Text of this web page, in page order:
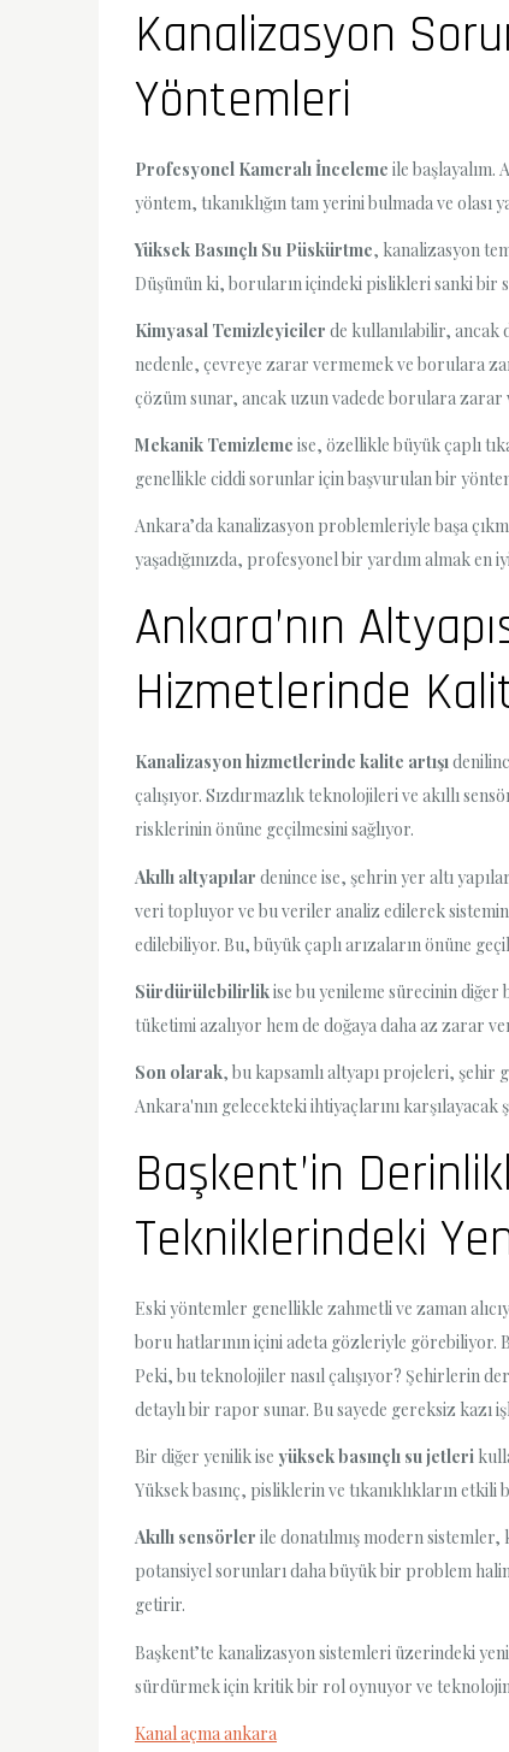
Kanalizasyon
Yöntemleri
Profesyonel Kameralı İnceleme ile başlayalım.
yöntem, tıkanıklığın tam yerini bulmada ve
Yüksek Basınçlı Su Püskürtme, kanalizasyon
Düşünün ki, boruların içindeki pislikleri sanki bir
Kimyasal Temizleyiciler de kullanılabilir, ancak
nedenle, çevreye zarar vermemek ve borulara
çözüm sunar, ancak uzun vadede borulara zarar
Mekanik Temizleme ise, özellikle büyük çaplı
genellikle ciddi sorunlar için başvurulan bir
Ankara’da kanalizasyon problemleriyle başa
yaşadığınızda, profesyonel bir yardım almak en
Ankara’nın
Hizmetlerinde
Kanalizasyon hizmetlerinde kalite artışı
çalışıyor. Sızdırmazlık teknolojileri ve akıllı
risklerinin önüne geçilmesini sağlıyor.
Akıllı altyapılar denince ise, şehrin yer altı
veri topluyor ve bu veriler analiz edilerek
edilebiliyor. Bu, büyük çaplı arızaların önüne
Sürdürülebilirlikise bu yenileme sürecinin
tüketimi azalıyor hem de doğaya daha az zarar
Son olarak, bu kapsamlı altyapı projeleri, şehir
Ankara'nın gelecekteki ihtiyaçlarını
Başkent’in
Tekniklerindeki
Eski yöntemler genellikle zahmetli ve zaman
boru hatlarının içini adeta gözleriyle görebiliyor.
Peki, bu teknolojiler nasıl çalışıyor? Şehirlerin
detaylı bir rapor sunar. Bu sayede gereksiz kazı
Bir diğer yenilik ise yüksek basınçlı su jetleri
Yüksek basınç, pisliklerin ve tıkanıklıkların
Akıllı sensörler ile donatılmış modern sistemler,
potansiyel sorunları daha büyük bir problem
getirir.
Başkent’te kanalizasyon sistemleri üzerindeki
sürdürmek için kritik bir rol oynuyor ve
Kanal açma ankara